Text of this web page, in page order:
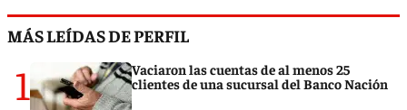
MÁS LEÍDAS DE PERFIL
1
Vaciaron las cuentas de al menos 25
clientes de una sucursal del Banco Nación